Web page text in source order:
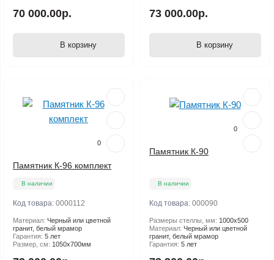
70 000.00р.
В корзину
73 000.00р.
В корзину
0
Памятник К-96 комплект
В наличии
Код товара: 0000112
Материал: Черный или цветной
гранит, белый мрамор
Гарантия: 5 лет
Размер, см: 1050х700мм
0
Памятник К-90
В наличии
Код товара: 000090
Размеры стеллы, мм: 1000х500
Материал: Черный или цветной
гранит, белый мрамор
Гарантия: 5 лет